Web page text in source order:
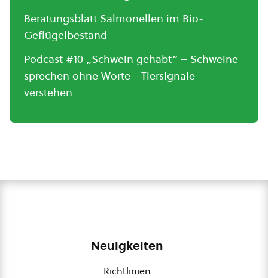
Beratungsblatt Salmonellen im Bio-
Geflügelbestand
Podcast #10 „Schwein gehabt“ – Schweine
sprechen ohne Worte - Tiersignale
verstehen
Neuigkeiten
Richtlinien